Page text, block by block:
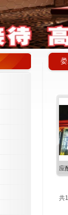
应
共